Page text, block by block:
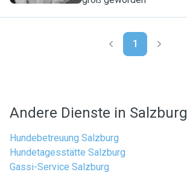
1
Andere Dienste in Salzburg
Hundebetreuung Salzburg
Hundetagesstätte Salzburg
Gassi-Service Salzburg